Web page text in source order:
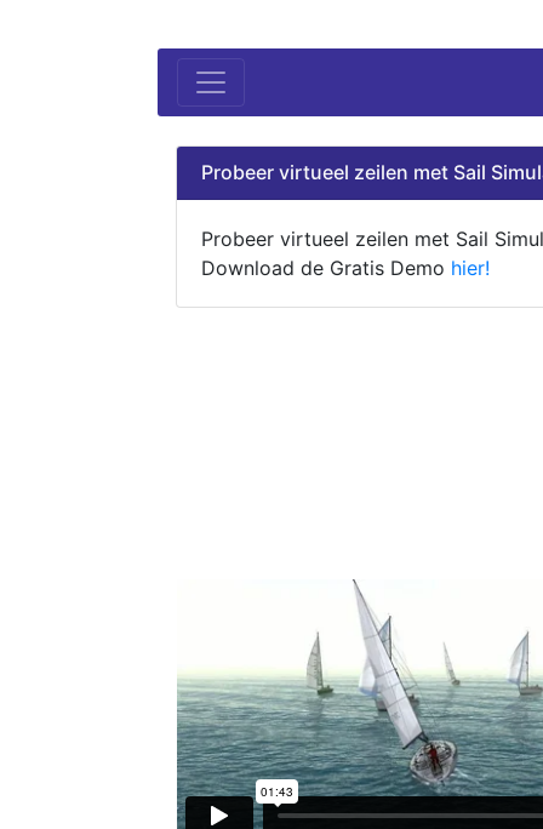
Probeer virtueel zeilen met Sail
Probeer virtueel zeilen met Sail
Download de Gratis Demo hier!